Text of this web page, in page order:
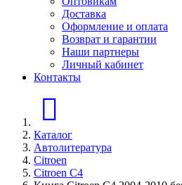
Доставка
Оформление и оплата
Возврат и гарантии
Наши партнеры
Личный кабинет
Контакты
Каталог
Автолитература
Citroen
Citroen C4